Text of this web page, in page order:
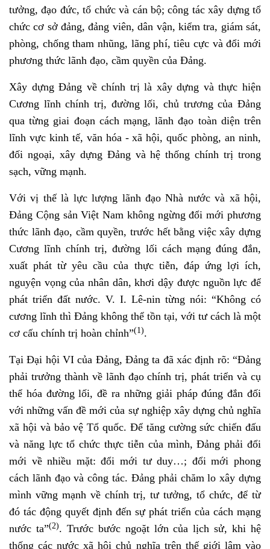
tưởng, đạo đức, tổ chức và cán bộ; công tác xây dựng tổ
chức cơ sở đảng, đảng viên, dân vận, kiểm tra, giám sát,
phòng, chống tham nhũng, lãng phí, tiêu cực và đổi mới
phương thức lãnh đạo, cầm quyền của Đảng.
Xây dựng Đảng về chính trị là xây dựng và thực hiện
Cương lĩnh chính trị, đường lối, chủ trương của Đảng
qua từng giai đoạn cách mạng, lãnh đạo toàn diện trên
lĩnh vực kinh tế, văn hóa - xã hội, quốc phòng, an ninh,
đối ngoại, xây dựng Đảng và hệ thống chính trị trong
sạch, vững mạnh.
Với vị thế là lực lượng lãnh đạo Nhà nước và xã hội,
Đảng Cộng sản Việt Nam không ngừng đổi mới phương
thức lãnh đạo, cầm quyền, trước hết bằng việc xây dựng
Cương lĩnh chính trị, đường lối cách mạng đúng đắn,
xuất phát từ yêu cầu của thực tiễn, đáp ứng lợi ích,
nguyện vọng của nhân dân, khơi dậy được nguồn lực để
phát triển đất nước. V. I. Lê-nin từng nói: “Không có
cương lĩnh thì Đảng không thể tồn tại, với tư cách là một
cơ cấu chính trị hoàn chỉnh”(1).
Tại Đại hội VI của Đảng, Đảng ta đã xác định rõ: “Đảng
phải trưởng thành về lãnh đạo chính trị, phát triển và cụ
thể hóa đường lối, đề ra những giải pháp đúng đắn đối
với những vấn đề mới của sự nghiệp xây dựng chủ nghĩa
xã hội và bảo vệ Tổ quốc. Để tăng cường sức chiến đấu
và năng lực tổ chức thực tiễn của mình, Đảng phải đổi
mới về nhiều mặt: đổi mới tư duy…; đổi mới phong
cách lãnh đạo và công tác. Đảng phải chăm lo xây dựng
mình vững mạnh về chính trị, tư tưởng, tổ chức, để từ
đó tác động quyết định đến sự phát triển của cách mạng
nước ta”(2). Trước bước ngoặt lớn của lịch sử, khi hệ
thống các nước xã hội chủ nghĩa trên thế giới lâm vào